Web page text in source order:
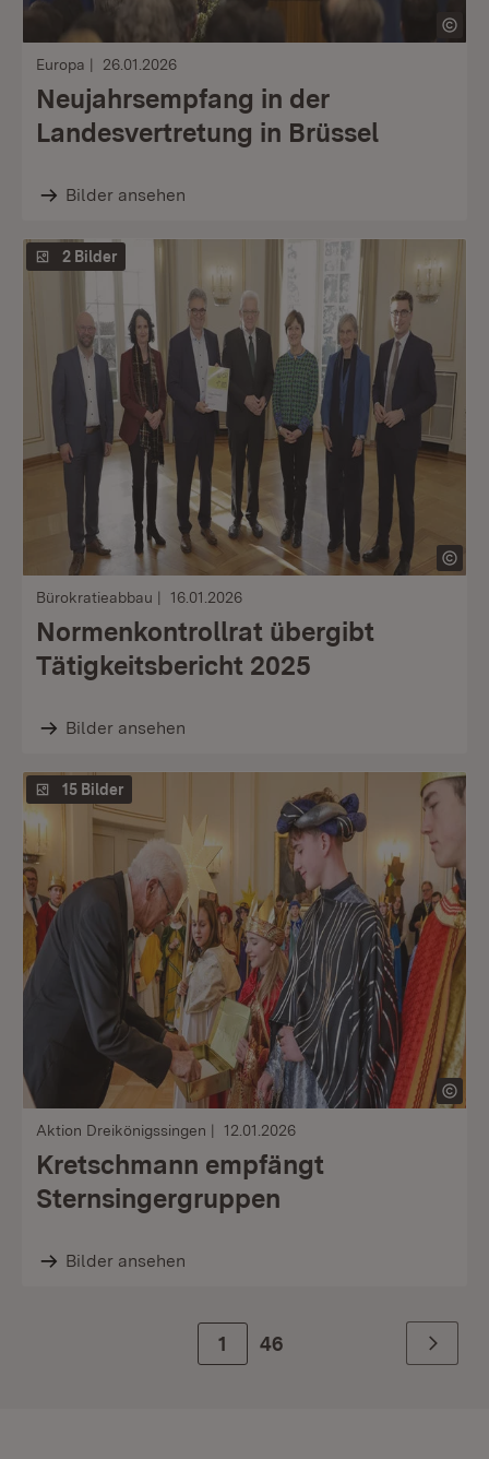
Europa 26.01.2026
Neujahrsempfang in der
Landesvertretung in Brüssel
Bilder ansehen
2 Bilder
Bürokratieabbau 16.01.2026
Normenkontrollrat übergibt
Tätigkeitsbericht 2025
Bilder ansehen
15 Bilder
Aktion Dreikönigssingen 12.01.2026
Kretschmann empfängt
Sternsingergruppen
Bilder ansehen
Zur Seite
1 46 Weiter